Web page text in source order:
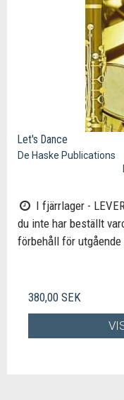
Let's Dance
De Haske Publications
I fjärrlager -
du inte har beställt
förbehåll för utgående
380,00 SEK